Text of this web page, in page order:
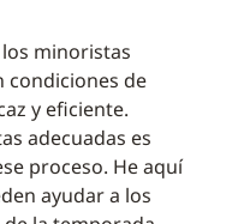
minoristas
condiciones de
y eficiente.
adecuadas es
proceso. He aquí
ayudar a los